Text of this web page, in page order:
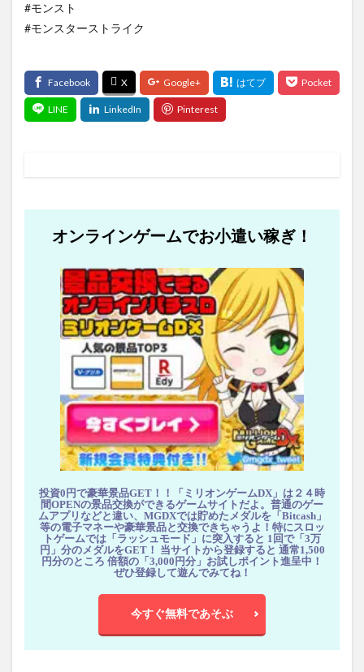
#モンスト
#モンスターストライク
オンラインゲームでお小遣い稼ぎ！
投資0円で豪華景品GET！！「ミリオンゲームDX」は２４時
間OPENの景品交換ができるゲームサイトだよ。普通のゲー
ムアプリなどと違い、MGDXでは貯めたメダルを「Bitcash」
等の電子マネーや豪華景品と交換できちゃうよ！特にスロッ
トゲームでは「ラッシュモード」に突入すると 1回で「3万
円」分のメダルをGET！ 当サイトから登録すると 通常1,500
円分のところ 倍額の「3,000円分」お試しポイント進呈中！
ぜひ登録して遊んでみてね！
今すぐ無料であそぶ